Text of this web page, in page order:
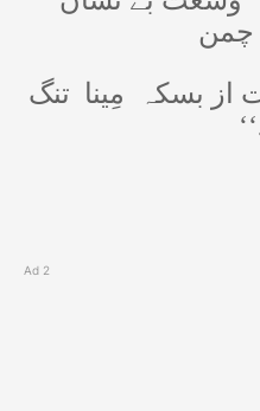
چمن
از بسکہ مِینا تنگ
Ad 2